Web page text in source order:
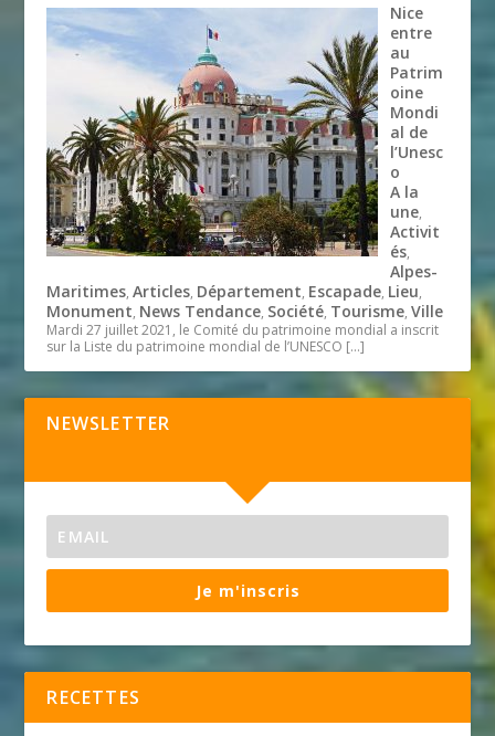
Nice
entre
au
Patrim
oine
Mondi
al de
l’Unesc
o
A la
une,
Activit
és,
Alpes-
Maritimes,Articles, Département, Escapade, Lieu,
Monument, News Tendance, Société, Tourisme,Ville
Mardi 27 juillet 2021, le Comité du patrimoine mondial a inscrit
sur la Liste du patrimoine mondial de l’UNESCO […]
NEWSLETTER
Je m'inscris
RECETTES